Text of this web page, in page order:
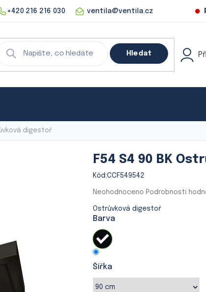
+420 216 216 030 ventila@ventila.cz
Hledat
digestoř
Barva
Šířka
Ostrůvková digestoř
F54 S4 90 BK
Kód:CCF549542
Průměrné
produktu
je
0,0
z
5
hvězdiček.
Neohodnoceno Podrobnosti